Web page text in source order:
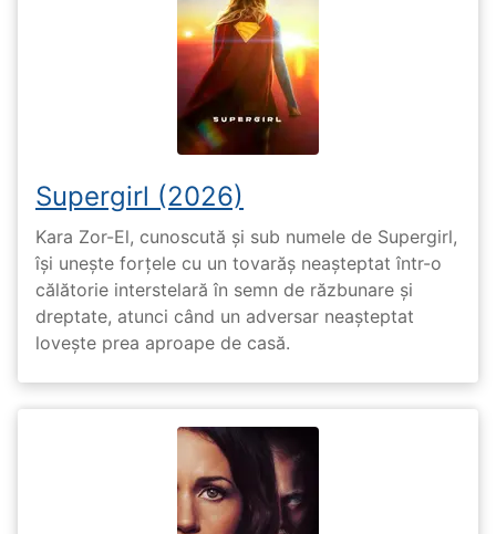
Supergirl (2026)
Kara Zor-El, cunoscută și sub numele de Supergirl,
își unește forțele cu un tovarăș neașteptat într-o
călătorie interstelară în semn de răzbunare și
dreptate, atunci când un adversar neașteptat
lovește prea aproape de casă.